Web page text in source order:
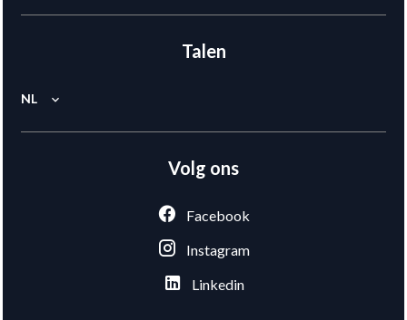
Talen
NL
Volg ons
Facebook
Instagram
Linkedin